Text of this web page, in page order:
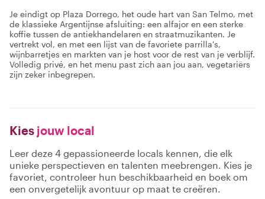
Je eindigt op Plaza Dorrego, het oude hart van San Telmo, met
de klassieke Argentijnse afsluiting: een alfajor en een sterke
koffie tussen de antiekhandelaren en straatmuzikanten. Je
vertrekt vol, en met een lijst van de favoriete parrilla's,
wijnbarretjes en markten van je host voor de rest van je verblijf.
Volledig privé, en het menu past zich aan jou aan, vegetariërs
zijn zeker inbegrepen.
Kies jouw local
Leer deze 4 gepassioneerde locals kennen, die elk
unieke perspectieven en talenten meebrengen. Kies je
favoriet, controleer hun beschikbaarheid en boek om
een onvergetelijk avontuur op maat te creëren.